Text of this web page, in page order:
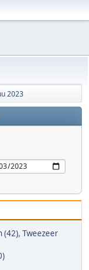
2023
(42), Tweezeer